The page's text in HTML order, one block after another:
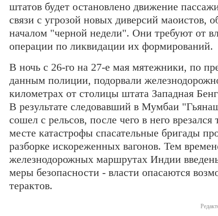
штатов будет остановлено движение
связи с угрозой новых диверсий маоистов,
началом "черной недели". Они требуют от
операции по ликвидации их формирований.
В ночь с 26-го на 27-е мая мятежники, по
данным полиции, подорвали
километрах от столицы штата Западная
В результате следовавший в Мумбаи
сошел с рельсов, после чего в него
месте катастрофы спасательные бригады
разборке искореженных вагонов. Тем
железнодорожных маршрутах Индии
меры безопасности - власти опасаются
терактов.